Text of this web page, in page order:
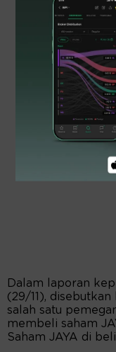
Dalam laporan
(29/11),
salah satu
membeli saham
Saham JAYA di